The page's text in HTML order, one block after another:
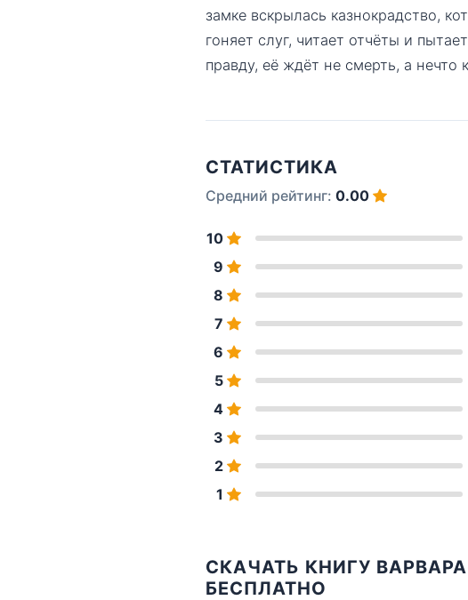
замке вскрылась казнокрадство,
гоняет слуг, читает отчёты и
правду, её ждёт не смерть, а
СТАТИСТИКА
Средний рейтинг: 0.00
10
9
8
7
6
5
4
3
2
1
СКАЧАТЬ КНИГУ
БЕСПЛАТНО